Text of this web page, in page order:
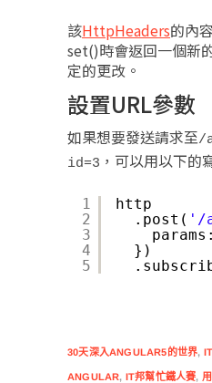
該HttpHeaders的內
set()時會返回一個新
定的更改。
設置URL參數
如果想要發送請求至/
id=3 ，可以用以下的
1
2
3
4
5
http
.post( '/
})
30天深入ANGULAR5的世界,
ANGULAR, IT邦幫忙鐵人賽,